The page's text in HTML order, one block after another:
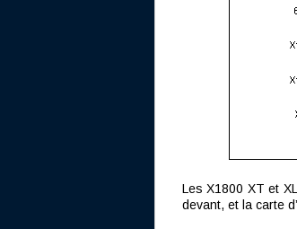
Les X1800 XT et
devant, et la carte